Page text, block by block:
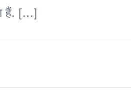
हैं. […]